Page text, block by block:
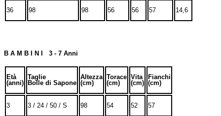
36 98 98 56 56 57 14,6
B A M B I N I 3 - 7 Anni
Età
(anni)
Taglie
Bolle di Sapone
Altezza
(cm)
Torace
(cm)
Vita
(cm)
Fianchi
(cm)
3 3 / 24 / 50 / S 98 54 52 57